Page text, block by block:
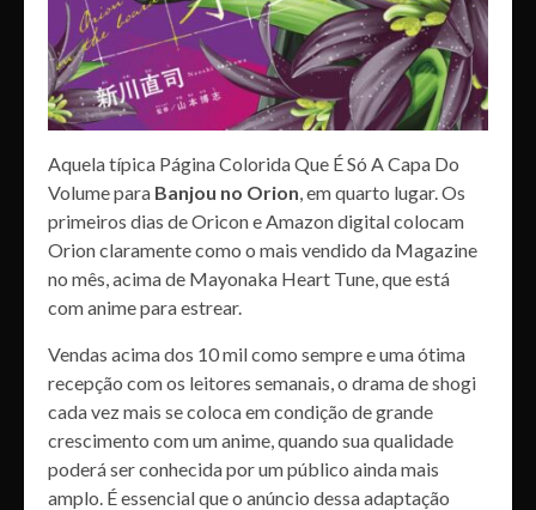
Aquela típica Página Colorida Que É Só A Capa Do
Volume para Banjou no Orion, em quarto lugar. Os
primeiros dias de Oricon e Amazon digital colocam
Orion claramente como o mais vendido da Magazine
no mês, acima de Mayonaka Heart Tune, que está
com anime para estrear.
Vendas acima dos 10 mil como sempre e uma ótima
recepção com os leitores semanais, o drama de shogi
cada vez mais se coloca em condição de grande
crescimento com um anime, quando sua qualidade
poderá ser conhecida por um público ainda mais
amplo. É essencial que o anúncio dessa adaptação